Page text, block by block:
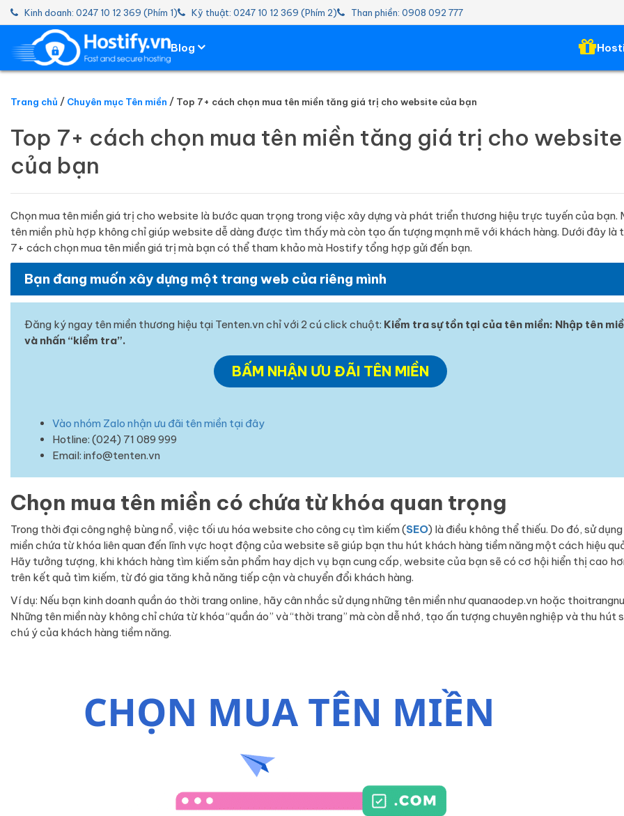
HOSTING
TÊN MIỀN
EMAIL SERVER
SSL
Kinh doanh: 0247 10 12 369 (Phím 1) Kỹ thuật: 0247 10 12 369 (Phím 2) Than phiền: 0908 092 777
Blog
Trang chủ Chuyên mục Tên miền Top 7+ cách chọn mua tên miền tăng giá trị cho website của bạn
Top 7+ cách chọn mua tên miền tăng giá trị cho website
của bạn
Chọn mua tên miền giá trị cho website là bước quan trọng trong việc xây dựng và phát triển thương hiệu trực tuyến của bạn.
tên miền phù hợp không chỉ giúp website dễ dàng được tìm thấy mà còn tạo ấn tượng mạnh mẽ với khách hàng. Dưới đây là
7+ cách chọn mua tên miền giá trị mà bạn có thể tham khảo mà Hostify tổng hợp gửi đến bạn.
Bạn đang muốn xây dựng một trang web của riêng mình
Đăng ký ngay tên miền thương hiệu tại Tenten.vn chỉ với 2 cú click chuột: Kiểm tra sự tồn tại của tên miền: Nhập tên
và nhấn “kiểm tra”.
BẤM NHẬN ƯU ĐÃI TÊN MIỀN
Vào nhóm Zalo nhận ưu đãi tên miền tại đây
Hotline: (024) 71 089 999
Email: info@tenten.vn
Chọn mua tên miền có chứa từ khóa quan trọng
Trong thời đại công nghệ bùng nổ, việc tối ưu hóa website cho công cụ tìm kiếm (SEO) là điều không thể thiếu. Do đó, sử
miền chứa từ khóa liên quan đến lĩnh vực hoạt động của website sẽ giúp bạn thu hút khách hàng tiềm năng một cách hiệu
Hãy tưởng tượng, khi khách hàng tìm kiếm sản phẩm hay dịch vụ bạn cung cấp, website của bạn sẽ có cơ hội hiển thị cao
trên kết quả tìm kiếm, từ đó gia tăng khả năng tiếp cận và chuyển đổi khách hàng.
Ví dụ: Nếu bạn kinh doanh quần áo thời trang online, hãy cân nhắc sử dụng những tên miền như quanaodep.vn hoặc
Những tên miền này không chỉ chứa từ khóa “quần áo” và “thời trang” mà còn dễ nhớ, tạo ấn tượng chuyên nghiệp và thu hút
chú ý của khách hàng tiềm năng.